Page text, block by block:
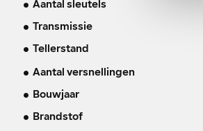
Aantal sleutels
Transmissie
Tellerstand
Aantal versnellingen
Bouwjaar
Brandstof